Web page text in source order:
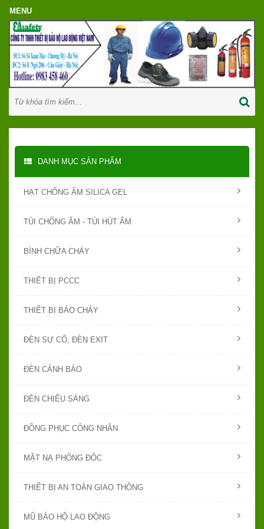
DANH MỤC SẢN PHẨM
HẠT CHỐNG ẨM SILICA GEL
TÚI CHỐNG ẨM - TÚI HÚT ẨM
BÌNH CHỮA CHÁY
THIẾT BỊ PCCC
THIẾT BỊ BÁO CHÁY
ĐÈN SỰ CỐ, ĐÈN EXIT
ĐÈN CẢNH BÁO
ĐÈN CHIẾU SÁNG
ĐỒNG PHỤC CÔNG NHÂN
MẶT NẠ PHÒNG ĐỘC
THIẾT BỊ AN TOÀN GIAO THÔNG
MŨ BẢO HỘ LAO ĐỘNG